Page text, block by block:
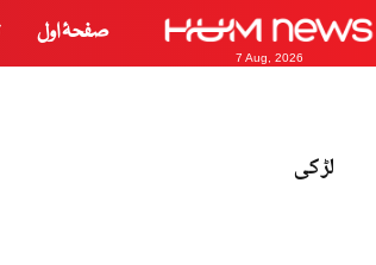
7 Aug, 2026
صفحۂ اول
لڑکی